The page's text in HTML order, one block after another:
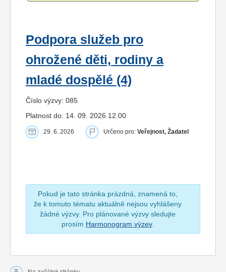
Podpora služeb pro
ohrožené děti, rodiny a
mladé dospělé (4)
Číslo výzvy: 085
Platnost do: 14. 09. 2026 12:00
29. 6. 2026 Určeno pro: Veřejnost, Žadatel
Pokud je tato stránka prázdná, znamená to,
že k tomuto tématu aktuálně nejsou vyhlášeny
žádné výzvy. Pro plánované výzvy sledujte
prosím Harmonogram výzev.